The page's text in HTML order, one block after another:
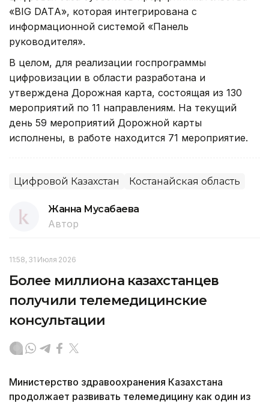
«BIG DATА», которая интегрирована с
информационной системой «Панель
руководителя».
В целом, для реализации госпрограммы
цифровизации в области разработана и
утверждена Дорожная карта, состоящая из 130
мероприятий по 11 направлениям. На текущий
день 59 мероприятий Дорожной карты
исполнены, в работе находится 71 мероприятие.
Цифровой Казахстан Костанайская область
Жанна Мусабаева
Автор
11:58, 31 Июля 2026
Более миллиона казахстанцев
получили телемедицинские
консультации
Министерство здравоохранения Казахстана
продолжает развивать телемедицину как один из